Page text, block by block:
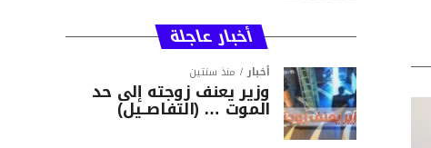
أخبار عاجلة
أخبار منذ سنتين
وزير يعنف زوجته إلى حد
الموت … (التفاصــيل)